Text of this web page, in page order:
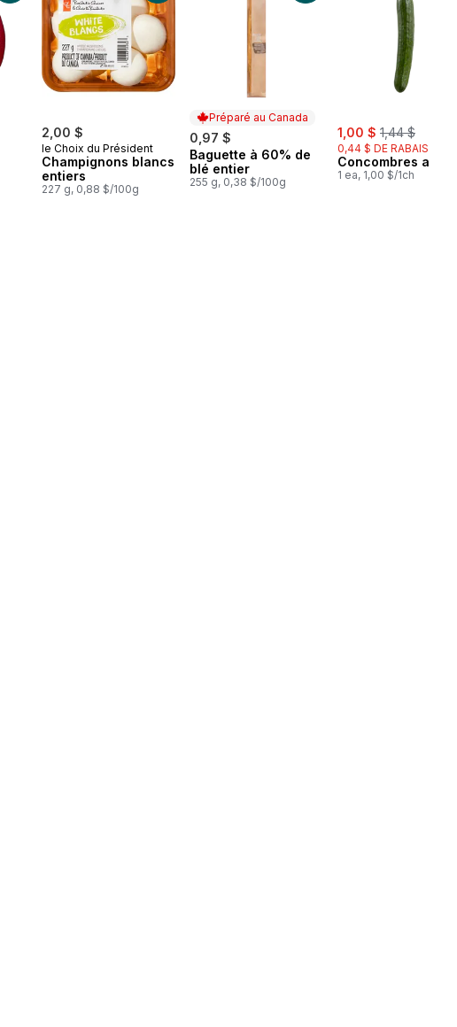
2,00 $
le Choix du Président
Champignons blancs
entiers
227 g, 0,88 $/100g
Préparé au Canada
0,97 $
Préparé au Canada
Baguette à 60% de
blé entier
255 g, 0,38 $/100g
sale:
1,00 $ , formerly:
1,44 $
0,44 $ DE RABAIS
Concombres
1 ea, 1,00 $/1ch